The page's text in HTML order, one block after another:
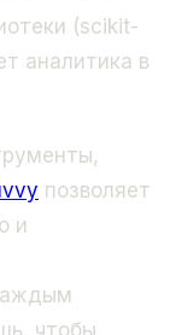
(scikit-
аналитика в
позволяет
и
чтобы